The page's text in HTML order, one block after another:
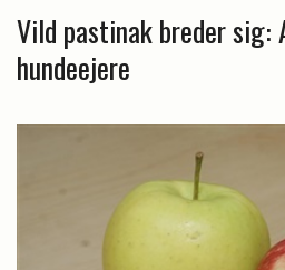
Vild pastinak breder sig:
hundeejere